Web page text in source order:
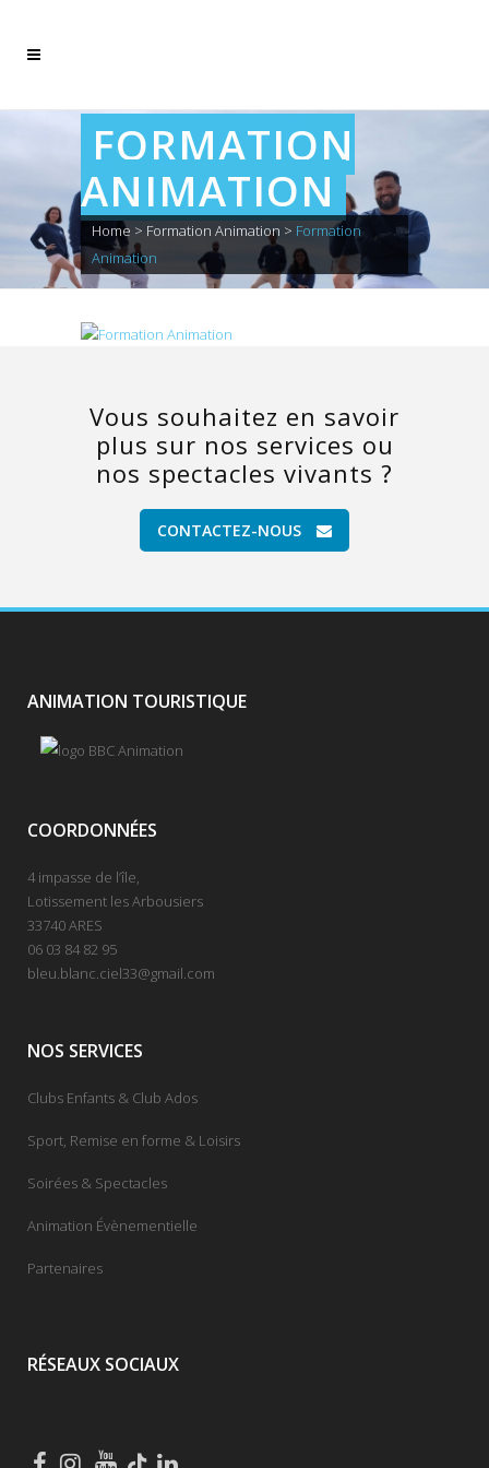
FORMATION
ANIMATION
Home > Formation Animation > Formation
Animation
Vous souhaitez en savoir
plus sur nos services ou
nos spectacles vivants ?
CONTACTEZ-NOUS
ANIMATION TOURISTIQUE
COORDONNÉES
4 impasse de l’île,
Lotissement les Arbousiers
33740 ARES
06 03 84 82 95
bleu.blanc.ciel33@gmail.com
NOS SERVICES
Clubs Enfants & Club Ados
Sport, Remise en forme & Loisirs
Soirées & Spectacles
Animation Évènementielle
Partenaires
RÉSEAUX SOCIAUX